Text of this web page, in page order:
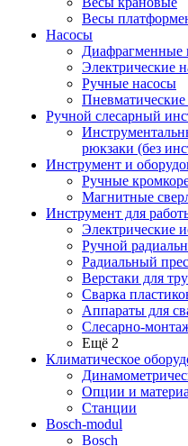
Весы
Насосы
Диафрагменные
Электрические
Ручные насосы
Ручной слесарный
рюкзаки (без
Инструмент и
Ручные
Магнитные
Инструмент для
Электрические
Ручной
Радиальный
Верстаки для
Сварка
Аппараты для
Слесарно-
Ещё 2
Климатическое
Опции и
Станции
Bosch-modul
Bosch